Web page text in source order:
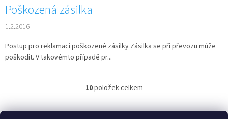
Poškozená zásilka
1.2.2016
Postup pro reklamaci poškozené zásilky Zásilka se při převozu může
poškodit. V takovémto případě pr...
O
l
10položek celkem
Z